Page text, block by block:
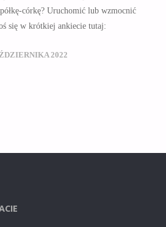
córkę? Uruchomić lub wzmocnić
się w krótkiej ankiecie tutaj:
2022